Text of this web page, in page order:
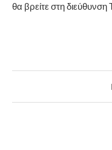
θα βρείτε στη